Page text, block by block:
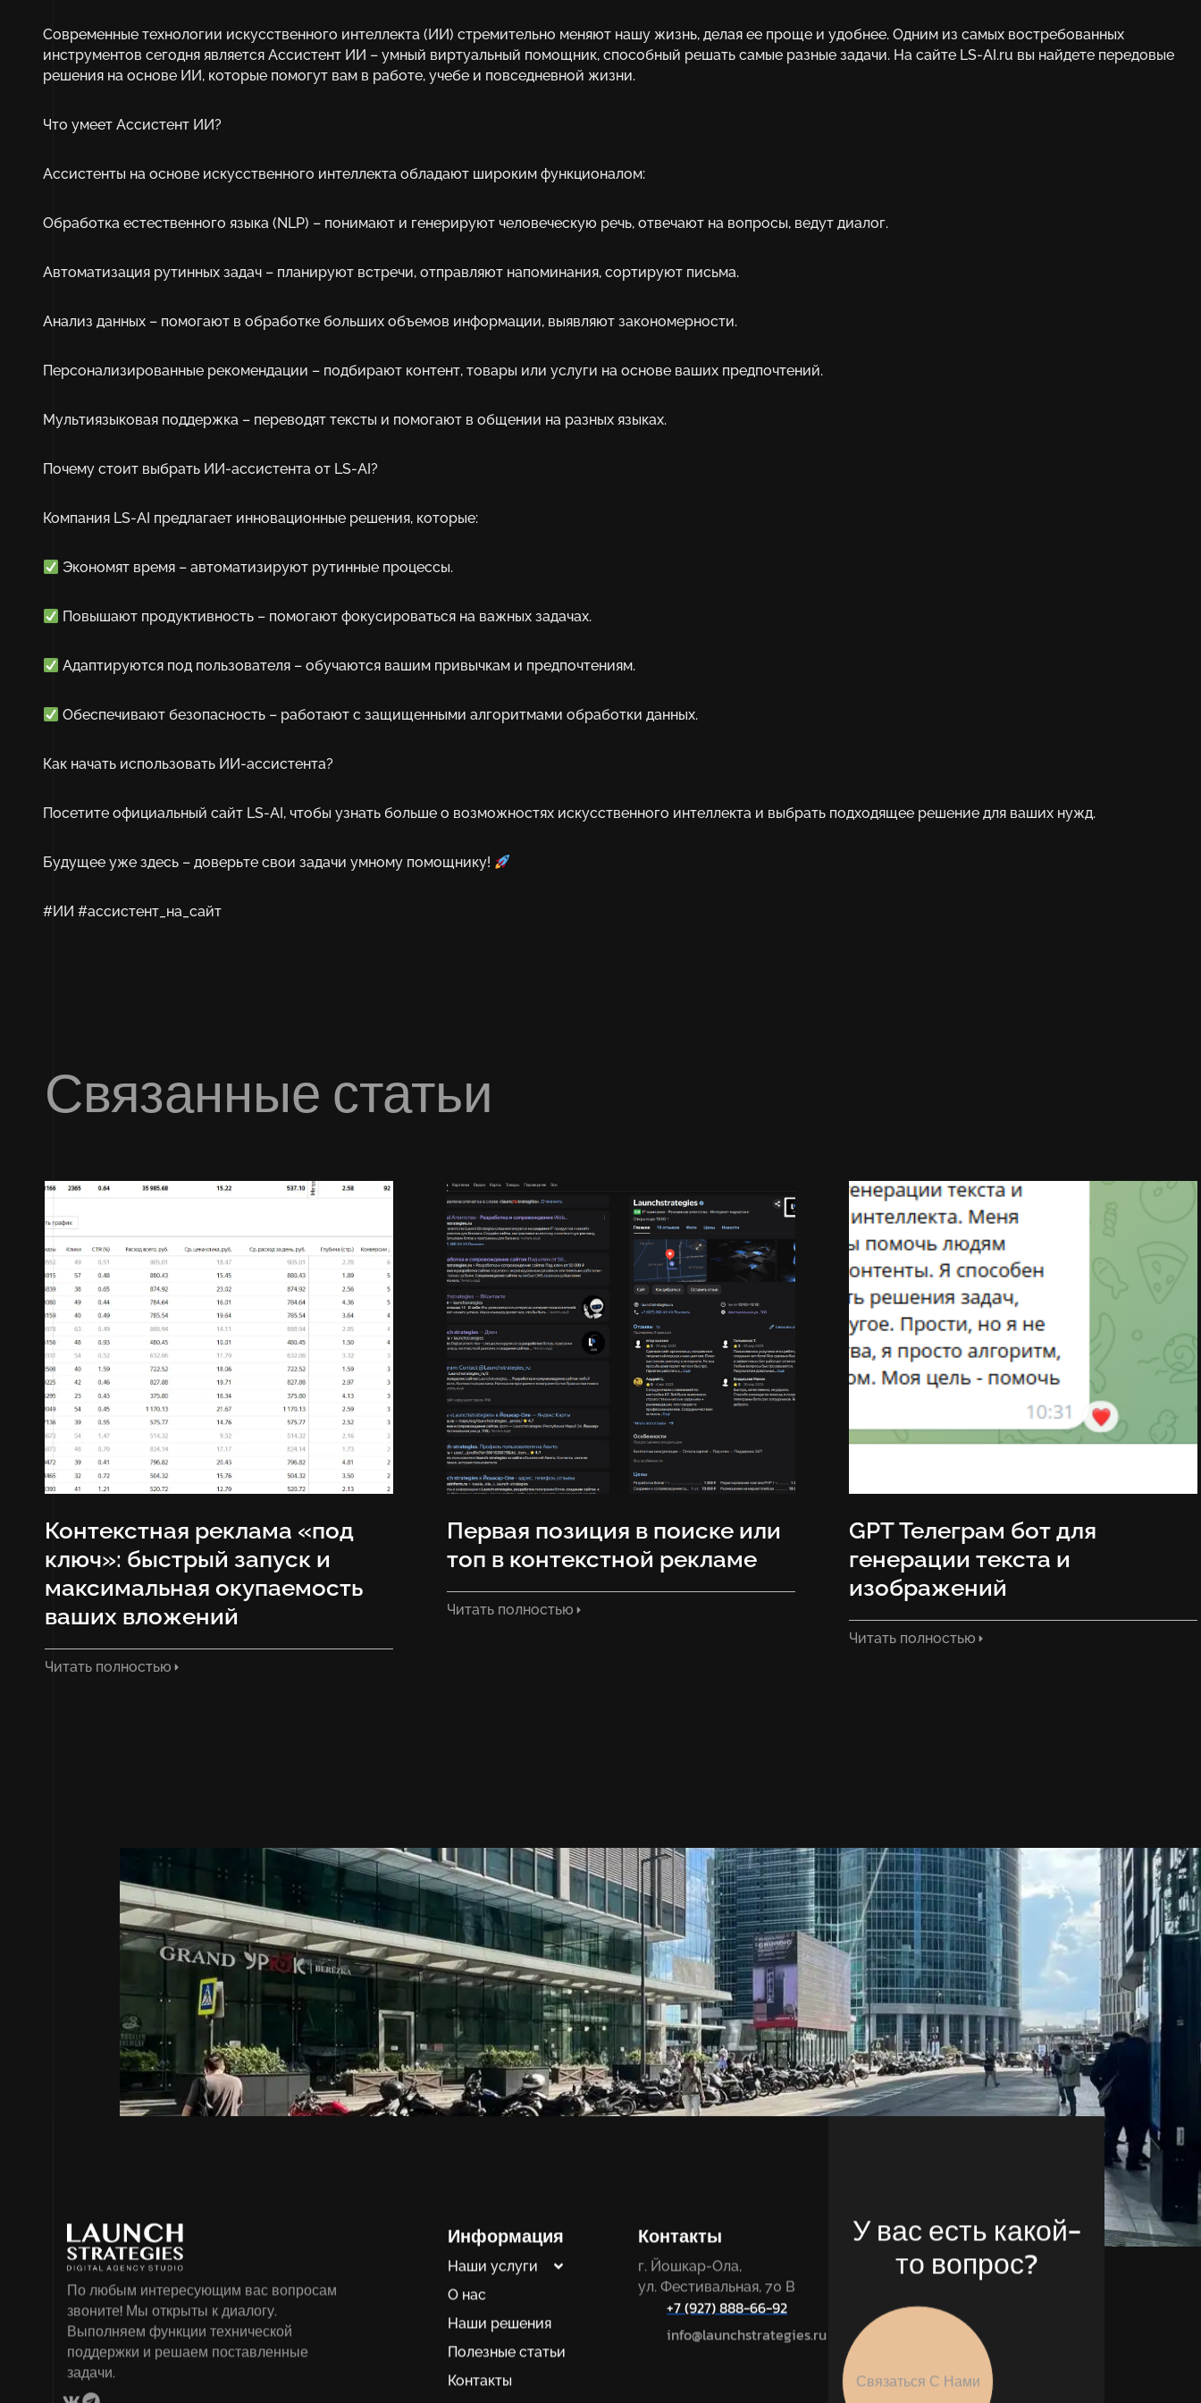
Современные технологии искусственного интеллекта (ИИ) стремительно меняют нашу жизнь, делая ее проще и удобнее. Одним из самых востребованных
инструментов сегодня является Ассистент ИИ – умный виртуальный помощник, способный решать самые разные задачи. На сайте LS-AI.ru вы найдете передовые
решения на основе ИИ, которые помогут вам в работе, учебе и повседневной жизни.
Что умеет Ассистент ИИ?
Ассистенты на основе искусственного интеллекта обладают широким функционалом:
Обработка естественного языка (NLP) – понимают и генерируют человеческую речь, отвечают на вопросы, ведут диалог.
Автоматизация рутинных задач – планируют встречи, отправляют напоминания, сортируют письма.
Анализ данных – помогают в обработке больших объемов информации, выявляют закономерности.
Персонализированные рекомендации – подбирают контент, товары или услуги на основе ваших предпочтений.
Мультиязыковая поддержка – переводят тексты и помогают в общении на разных языках.
Почему стоит выбрать ИИ-ассистента от LS-AI?
Компания LS-AI предлагает инновационные решения, которые:
Экономят время – автоматизируют рутинные процессы.
Повышают продуктивность – помогают фокусироваться на важных задачах.
Адаптируются под пользователя – обучаются вашим привычкам и предпочтениям.
Обеспечивают безопасность – работают с защищенными алгоритмами обработки данных.
Как начать использовать ИИ-ассистента?
Посетите официальный сайт LS-AI, чтобы узнать больше о возможностях искусственного интеллекта и выбрать подходящее решение для ваших нужд.
Будущее уже здесь – доверьте свои задачи умному помощнику!
#ИИ #ассистент_на_сайт
Связанные статьи
Контекстная реклама «под
ключ»: быстрый запуск и
максимальная окупаемость
ваших вложений
Читать полностью
Первая позиция в поиске или
топ в контекстной рекламе
Читать полностью
GPT Телеграм бот для
генерации текста и
изображений
Читать полностью
По любым интересующим вас вопросам
звоните! Мы открыты к диалогу.
Выполняем функции технической
поддержки и решаем поставленные
задачи.
Информация
Наши услуги
О нас
Наши решения
Полезные статьи
Контакты
Контакты
г. Йошкар-Ола,
ул. Фестивальная, 70 В
+7 (927) 888-66-92
info@launchstrategies.ru
У вас есть какой-
то вопрос?
Связаться С Нами